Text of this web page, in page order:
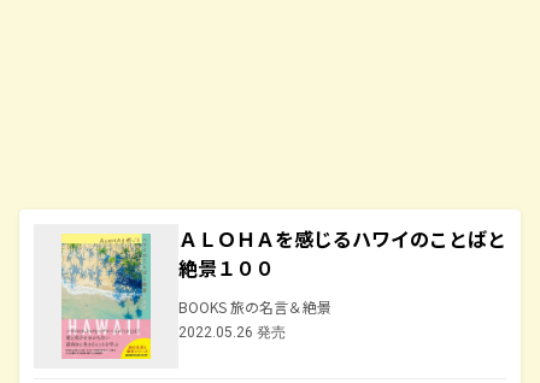
ＡＬＯＨＡを感じるハワイのことばと
絶景１００
BOOKS 旅の名言＆絶景
2022.05.26 発売